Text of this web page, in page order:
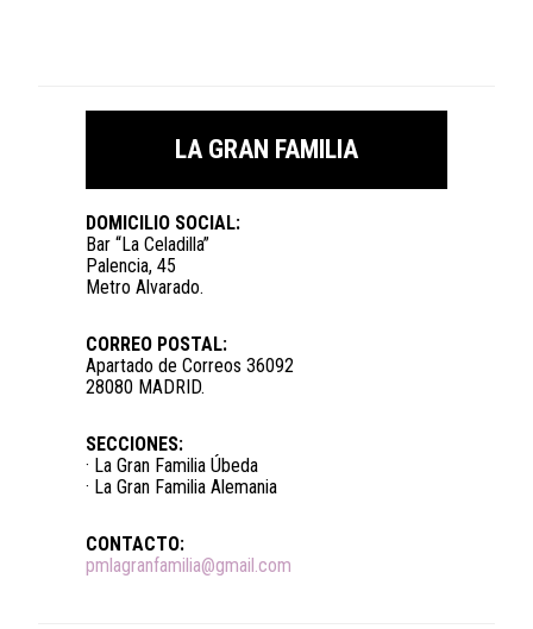
LA GRAN FAMILIA
DOMICILIO SOCIAL:
Bar “La Celadilla”
Palencia, 45
Metro Alvarado.
CORREO POSTAL:
Apartado de Correos 36092
28080 MADRID.
SECCIONES:
· La Gran Familia Úbeda
· La Gran Familia Alemania
CONTACTO:
pmlagranfamilia@gmail.com